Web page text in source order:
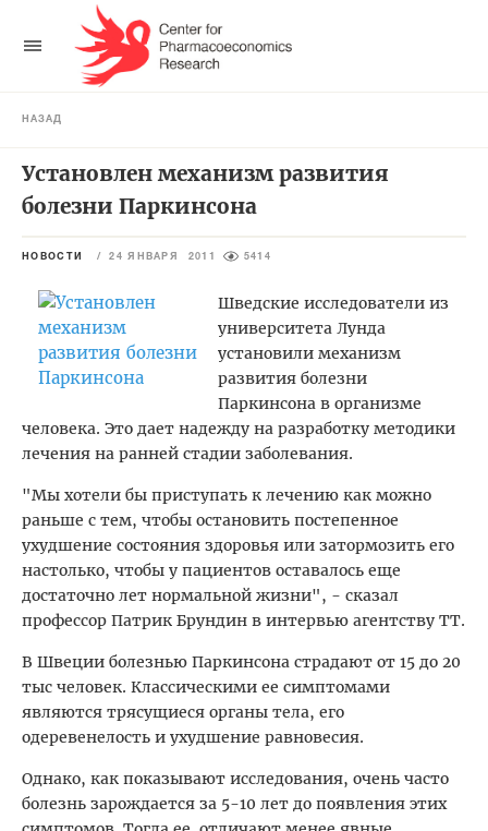
НАЗАД
Установлен механизм развития
болезни Паркинсона
НОВОСТИ / 24 ЯНВАРЯ 2011 5414
Шведские исследователи из
университета Лунда
установили механизм
развития болезни
Паркинсона в организме
человека. Это дает надежду на разработку методики
лечения на ранней стадии заболевания.
"Мы хотели бы приступать к лечению как можно
раньше с тем, чтобы остановить постепенное
ухудшение состояния здоровья или затормозить его
настолько, чтобы у пациентов оставалось еще
достаточно лет нормальной жизни", - сказал
профессор Патрик Брундин в интервью агентству ТТ.
В Швеции болезнью Паркинсона страдают от 15 до 20
тыс человек. Классическими ее симптомами
являются трясущиеся органы тела, его
одеревенелость и ухудшение равновесия.
Однако, как показывают исследования, очень часто
болезнь зарождается за 5-10 лет до появления этих